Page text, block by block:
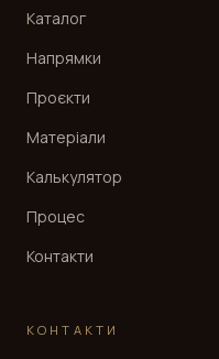
Каталог
Напрямки
Проєкти
Матеріали
Калькулятор
Процес
Контакти
КОНТАКТИ